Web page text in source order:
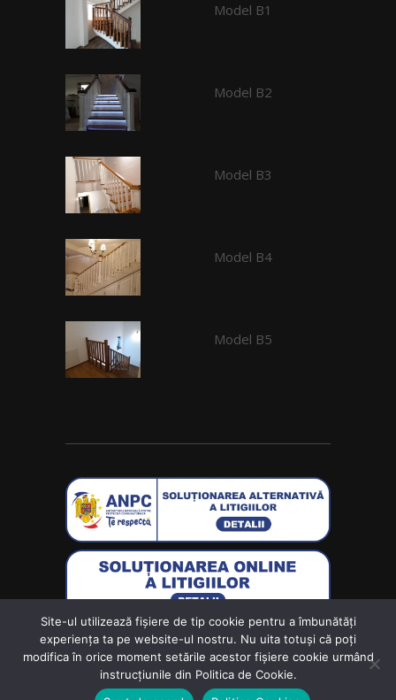
Model B1
Model B2
Model B3
Model B4
Model B5
Creat deWolf Software Solutions S.R.L.
Site-ul utilizează fişiere de tip cookie pentru a îmbunătăți
experiența ta pe website-ul nostru. Nu uita totuși că poți
modifica în orice moment setările acestor fişiere cookie urmând
instrucțiunile din Politica de Cookie.